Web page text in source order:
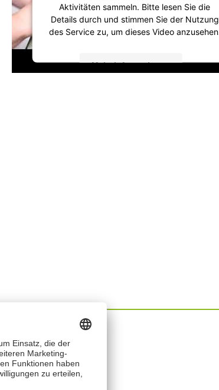
Aktivitäten sammeln. Bitte lesen Sie die
Details durch und stimmen Sie der Nutzung
des Service zu, um dieses Video anzusehen.
Mehr Informationen